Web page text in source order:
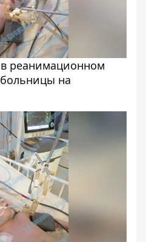
реанимационном
на